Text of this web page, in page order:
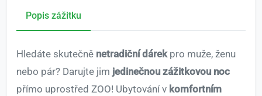
Popis zážitku
Hledáte skutečně netradiční dárekpro muže, ženu
nebo pár? Darujte jim jedinečnou zážitkovou noc
přímo uprostřed ZOO! Ubytování v komfortním